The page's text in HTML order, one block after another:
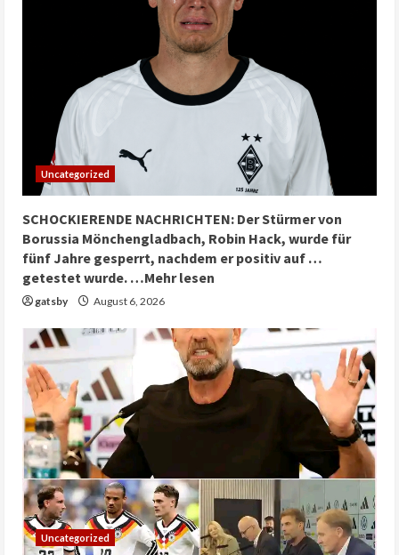
Uncategorized
SCHOCKIERENDE NACHRICHTEN: Der Stürmer von
Borussia Mönchengladbach, Robin Hack, wurde für
fünf Jahre gesperrt, nachdem er positiv auf …
getestet wurde. …Mehr lesen
gatsby August 6, 2026
Uncategorized